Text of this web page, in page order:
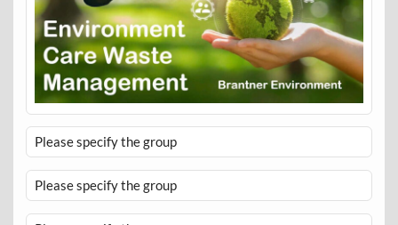
Please specify the group
Please specify the group